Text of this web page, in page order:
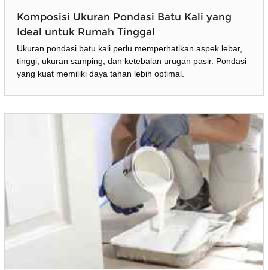
Komposisi Ukuran Pondasi Batu Kali yang
Ideal untuk Rumah Tinggal
Ukuran pondasi batu kali perlu memperhatikan aspek lebar,
tinggi, ukuran samping, dan ketebalan urugan pasir. Pondasi
yang kuat memiliki daya tahan lebih optimal.